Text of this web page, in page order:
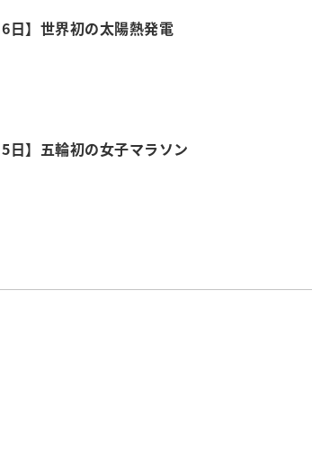
日】世界初の太陽熱発電
日】五輪初の女子マラソン